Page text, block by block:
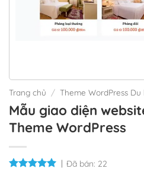
Trang chủ / Theme WordPress Du
Mẫu giao diện
Theme WordPress
Đã bán: 22